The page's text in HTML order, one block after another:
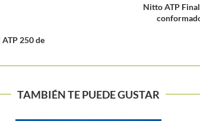
250 de
Nitto ATP
TAMBIÉN TE PUEDE GUSTAR